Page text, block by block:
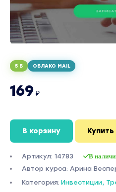
5 Б ОБЛАКО MAIL
169 ₽
В корзину Купить
Артикул: 14783 В
Автор курса: Арина
Категория: Инвестиции,